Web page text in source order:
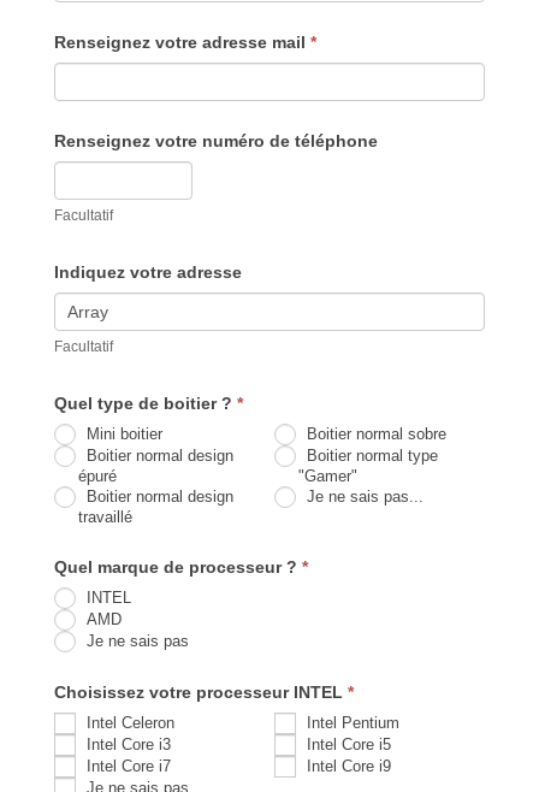
Renseignez votre adresse mail *
Renseignez votre numéro de téléphone
Facultatif
Indiquez votre adresse
Facultatif
Quel type de boitier ? *
Mini boitier
Boitier normal sobre
Boitier normal design
épuré
Boitier normal type
"Gamer"
Boitier normal design
travaillé
Je ne sais pas...
Quel marque de processeur ? *
INTEL
AMD
Je ne sais pas
Choisissez votre processeur INTEL *
Intel Celeron
Intel Pentium
Intel Core i3
Intel Core i5
Intel Core i7
Intel Core i9
Je ne sais pas...